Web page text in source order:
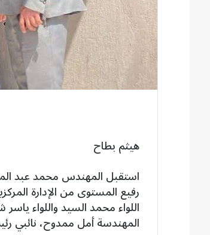
هيثم بطاح
استقبل المهندس محمد عبد
رفيع المستوى من الإدارة
اللواء محمد السيد واللواء
المهندسة أمل ممدوح، نائبي